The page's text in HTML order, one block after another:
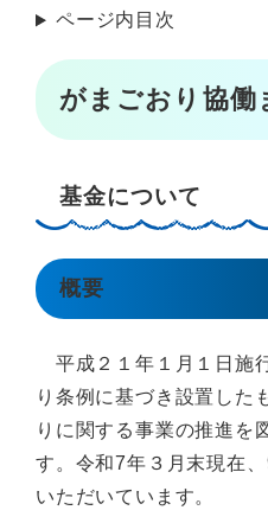
ページ内目次
がまごおり協働
基金について
概要
平成２１年１月１日施
り条例に基づき設置した
りに関する事業の推進を
す。令和7年３月末現在
いただいています。